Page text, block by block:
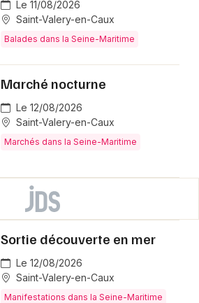
Le 11/08/2026
Saint-Valery-en-Caux
Balades dans la Seine-Maritime
Marché nocturne
Le 12/08/2026
Saint-Valery-en-Caux
Marchés dans la Seine-Maritime
Sortie découverte en mer
Le 12/08/2026
Saint-Valery-en-Caux
Manifestations dans la Seine-Maritime